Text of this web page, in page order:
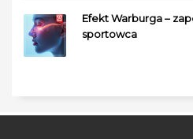
Efekt Warburga –
sportowca